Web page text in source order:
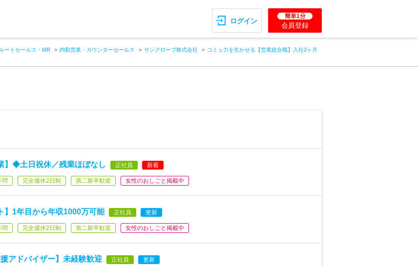
ログイン
簡単1分
会員登録
ートセールス・MR 内勤営業・カウンターセールス サングローブ株式会社
コミュ力を生かせる【営業総合職】入社2ヶ月
】◆土日祝休／残業ほぼなし 正社員 新着
問 完全週休2日制 第二新卒歓迎 女性のおしごと掲載中
】1年目から年収1000万可能 正社員 更新
問 完全週休2日制 第二新卒歓迎 女性のおしごと掲載中
アドバイザー】未経験歓迎 正社員 更新